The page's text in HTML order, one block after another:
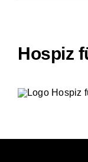
Hospiz